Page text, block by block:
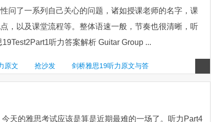
问了一系列自己关心的问题，诸如授课老师的名字，课
，以及课堂流程等。整体语速一般，节奏也很清晰，听
听力答案解析 Guitar Group ...
原文 抢沙发
剑桥雅思19听力原文与答
more
天的雅思考试应该是算是近期最难的一场了。听力Part4